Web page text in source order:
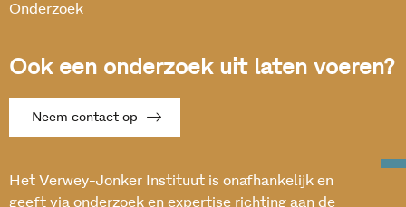
Onderzoek
Ook een onderzoek uit laten voeren?
Neem contact op
Het Verwey-Jonker Instituut is onafhankelijk en
geeft via onderzoek en expertise richting aan de